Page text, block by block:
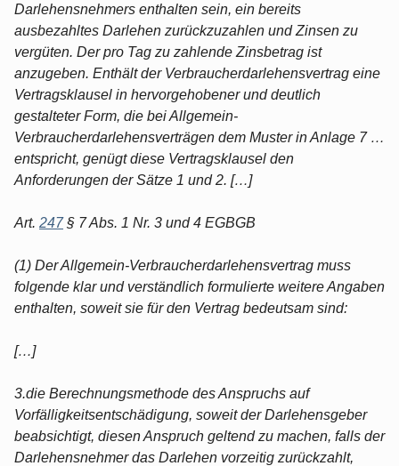
Darlehensnehmers enthalten sein, ein bereits
ausbezahltes Darlehen zurückzuzahlen und Zinsen zu
vergüten. Der pro Tag zu zahlende Zinsbetrag ist
anzugeben. Enthält der Verbraucherdarlehensvertrag eine
Vertragsklausel in hervorgehobener und deutlich
gestalteter Form, die bei Allgemein-
Verbraucherdarlehensverträgen dem Muster in Anlage 7 …
entspricht, genügt diese Vertragsklausel den
Anforderungen der Sätze 1 und 2. […]
Art. 247§ 7 Abs. 1 Nr. 3 und 4 EGBGB
(1) Der Allgemein-Verbraucherdarlehensvertrag muss
folgende klar und verständlich formulierte weitere Angaben
enthalten, soweit sie für den Vertrag bedeutsam sind:
[…]
3.die Berechnungsmethode des Anspruchs auf
Vorfälligkeitsentschädigung, soweit der Darlehensgeber
beabsichtigt, diesen Anspruch geltend zu machen, falls der
Darlehensnehmer das Darlehen vorzeitig zurückzahlt,